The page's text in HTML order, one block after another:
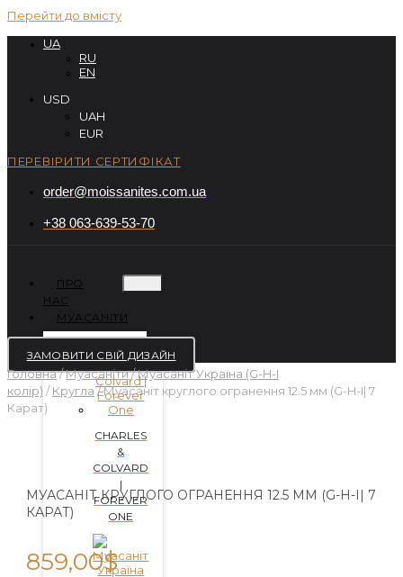
Перейти до вмісту
UA
RU
EN
USD
UAH
EUR
ПЕРЕВІРИТИ СЕРТИФІКАТ
order@moissanites.com.ua
+38 063-639-53-70
ПРО
НАС
МУАСАНІТИ
CHARLES
&
COLVARD
|
FOREVER
ONE
ЗАМОВИТИ СВІЙ ДИЗАЙН
Головна/Муасаніти/Муасаніт Україна (G-H-I
колір) /Кругла/ Муасаніт круглого огранення 12.5 мм (G-H-I| 7
Карат)
МУАСАНІТ КРУГЛОГО ОГРАНЕННЯ 12.5 ММ (G-H-I| 7
КАРАТ)
859,00$